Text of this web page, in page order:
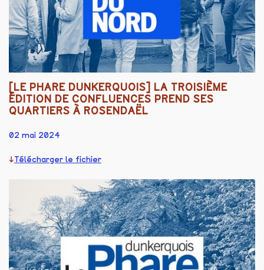
[LE PHARE DUNKERQUOIS] LA TROISIÈME
ÉDITION DE CONFLUENCES PREND SES
QUARTIERS À ROSENDAËL
02 mai 2024
Télécharger le fichier